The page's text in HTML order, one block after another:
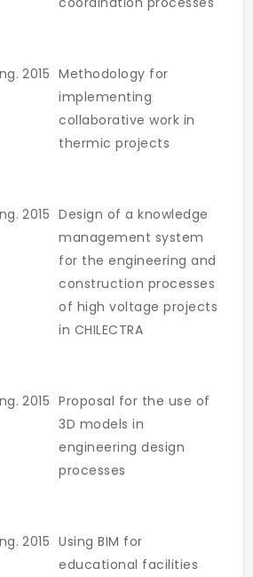
2015 Methodology for
implementing
collaborative work in
thermic projects
2015 Design of a knowledge
management system
for the engineering and
construction processes
of high voltage projects
in CHILECTRA
2015 Proposal for the use of
3D models in
engineering design
processes
2015 Using BIM for
educational facilities